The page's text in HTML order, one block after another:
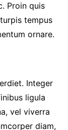
Proin quis
tempus
ornare.
Integer
ligula
vel viverra
diam,